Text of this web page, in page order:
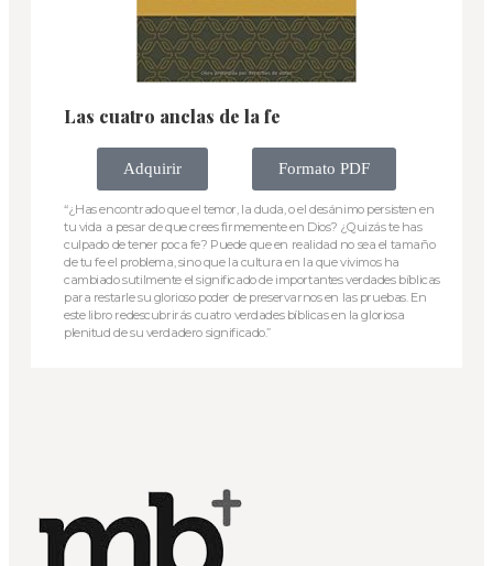
Las cuatro anclas de la fe
Adquirir Formato PDF
“¿Has encontrado que el temor, la duda, o el desánimo persisten en
tu vida a pesar de que crees firmemente en Dios? ¿Quizás te has
culpado de tener poca fe? Puede que en realidad no sea el tamaño
de tu fe el problema, sino que la cultura en la que vivimos ha
cambiado sutilmente el significado de importantes verdades bíblicas
para restarle su glorioso poder de preservarnos en las pruebas. En
este libro redescubrirás cuatro verdades bíblicas en la gloriosa
plenitud de su verdadero significado.”